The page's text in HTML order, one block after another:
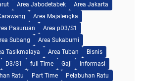
Area Jabodetabek
Area Jakarta
Area Majalengka
Pasuruan
Area pD3/S1
Subang
Area Sukabumi
Tasikmalaya Area Tuban
Bisnis
D3/S1 full Time Gaji
Informasi
Ratu Part Time
Pelabuhan Ratu